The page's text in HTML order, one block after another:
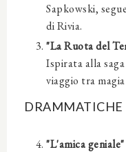
Sapkowski,
di Rivia.
"La Ruota del
Ispirata alla
viaggio tra
DRAMMATICHE
"L'amica geniale"